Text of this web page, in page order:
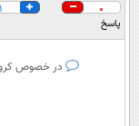
0
1
پاسخ
در خصوص